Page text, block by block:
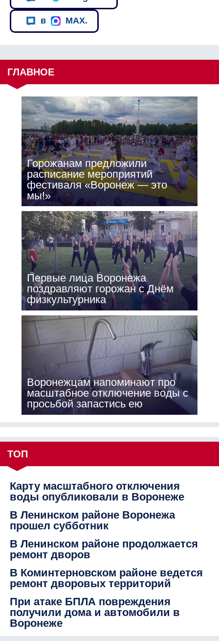
в MAX.
ГЛАВНОЕ
Горожанам предложили
расписание мероприятий
фестиваля «Воронеж — это
мы!»
Первые лица Воронежа
поздравляют горожан с Днём
физкультурника
Воронежцам напоминают про
масштабное отключение воды с
просьбой запастись ею
ТОП
Карту масштабного отключения
воды опубликовали в Воронеже
В Ленинском районе Воронежа
прошел субботник
В Ленинском районе продолжается
ремонт дворов
В Коминтерновском районе ведется
ремонт дворовых территорий
При атаке БПЛА повреждения
получили дома и автомобили в
Воронеже